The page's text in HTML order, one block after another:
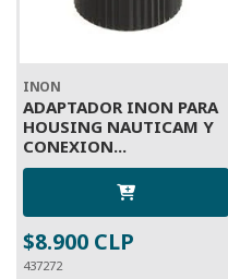
INON
ADAPTADOR INON PARA
HOUSING NAUTICAM Y
CONEXION...
$8.900 CLP
437272